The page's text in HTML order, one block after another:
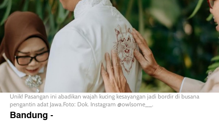
Unik! Pasangan ini abadikan wajah kucing kesayangan jadi bordir di busana
pengantin adat Jawa.Foto: Dok. Instagram @owlsome__.
Bandung -